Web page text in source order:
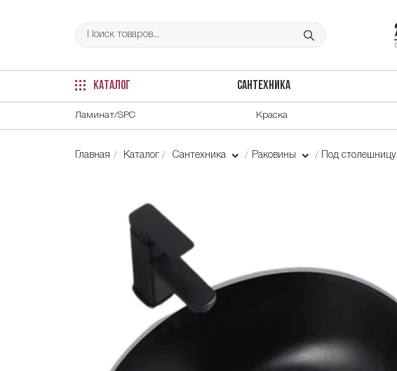
КАТАЛОГ САНТЕХНИКА
Ламинат/SPC Краска
Главная Каталог Сантехника Раковины Под столешницу